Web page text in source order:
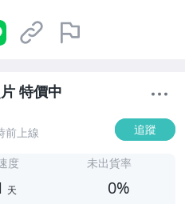
特價中
前上線 追蹤
度
天
未出貨率
0%